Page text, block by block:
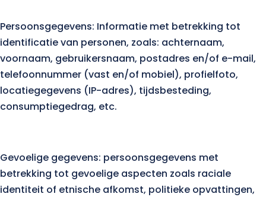
Persoonsgegevens: Informatie met betrekking tot
identificatie van personen, zoals: achternaam,
voornaam, gebruikersnaam, postadres en/of e-mail,
telefoonnummer (vast en/of mobiel), profielfoto,
locatiegegevens (IP-adres), tijdsbesteding,
consumptiegedrag, etc.
Gevoelige gegevens: persoonsgegevens met
betrekking tot gevoelige aspecten zoals raciale
identiteit of etnische afkomst, politieke opvattingen,